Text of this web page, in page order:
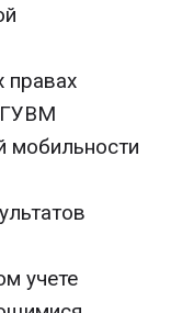
правах
мобильности
учете